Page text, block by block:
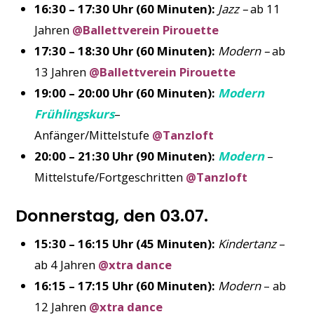
16:30 – 17:30 Uhr (60 Minuten): Jazz –ab 11
Jahren @Ballettverein Pirouette
17:30 – 18:30 Uhr (60 Minuten): Modern –ab
13 Jahren @Ballettverein Pirouette
19:00 – 20:00 Uhr (60 Minuten): Modern
Frühlingskurs–
Anfänger/Mittelstufe @Tanzloft
20:00 – 21:30 Uhr (90 Minuten): Modern–
Mittelstufe/Fortgeschritten @Tanzloft
Donnerstag, den 03.07.
15:30 – 16:15 Uhr (45 Minuten): Kindertanz–
ab 4 Jahren @xtra dance
16:15 – 17:15 Uhr (60 Minuten): Modern– ab
12 Jahren @xtra dance